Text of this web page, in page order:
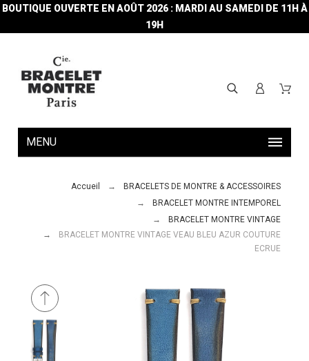
BOUTIQUE OUVERTE EN AOÛT 2026 : MARDI AU SAMEDI DE 11H À
19H
MENU
Accueil
BRACELETS DE MONTRE & ACCESSOIRES
BRACELET MONTRE INTEMPOREL
BRACELET MONTRE VINTAGE
BRACELET MONTRE VINTAGE VEAU BLEU AZUR COUTURE
ECRUE